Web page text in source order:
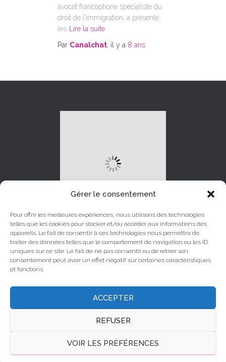
Gérer le consentement
Pour offrir les meilleures expériences, nous utilisons des technologies
telles que les cookies pour stocker et/ou accéder aux informations des
appareils. Le fait de consentir à ces technologies nous permettra de
traiter des données telles que le comportement de navigation ou les ID
uniques sur ce site. Le fait de ne pas consentir ou de retirer son
consentement peut avoir un effet négatif sur certaines caractéristiques
et fonctions.
ACCEPTER
REFUSER
VOIR LES PRÉFÉRENCES
avocat francophone spécialiste du
droit de l’immigration, a présenté
les
Lire la suite
Par Canalchat, il y a 8 ans
LINKEDIN INSTAGRAM
X
Mentions légales